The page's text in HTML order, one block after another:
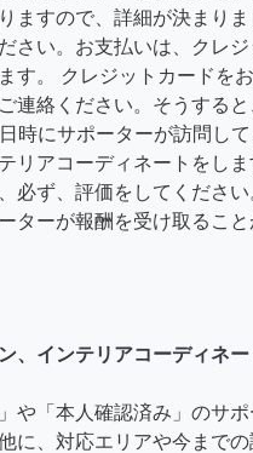
ますので、詳細が決まり
さい。お支払いは、クレジ
す。 クレジットカードを
連絡ください。そうすると
時にサポーターが訪問して
リアコーディネートをし
必ず、評価をしてくださ
ターが報酬を受け取ること
、インテリアコーディネ
や「本人確認済み」のサ
に、対応エリアや今まで